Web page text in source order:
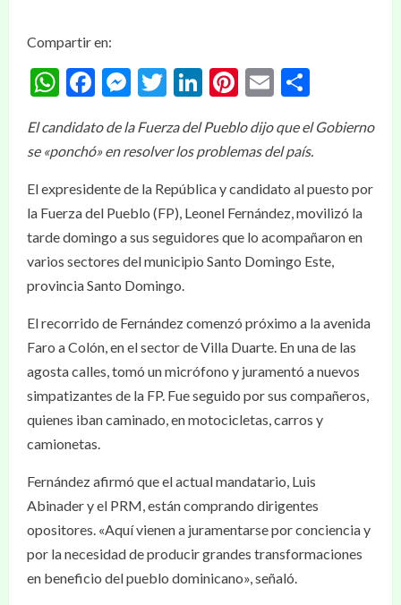
Compartir en:
WhatsApp
Facebook
Messenger
Twitter
LinkedIn
Pinterest
Email
El candidato de la Fuerza del Pueblo dijo que el Gobierno
se «ponchó» en resolver los problemas del país.
El expresidente de la República y candidato al puesto por
la Fuerza del Pueblo (FP), Leonel Fernández, movilizó la
tarde domingo a sus seguidores que lo acompañaron en
varios sectores del municipio Santo Domingo Este,
provincia Santo Domingo.
El recorrido de Fernández comenzó próximo a la avenida
Faro a Colón, en el sector de Villa Duarte. En una de las
agosta calles, tomó un micrófono y juramentó a nuevos
simpatizantes de la FP. Fue seguido por sus compañeros,
quienes iban caminado, en motocicletas, carros y
camionetas.
Fernández afirmó que el actual mandatario, Luis
Abinader y el PRM, están comprando dirigentes
opositores. «Aquí vienen a juramentarse por conciencia y
por la necesidad de producir grandes transformaciones
en beneficio del pueblo dominicano», señaló.